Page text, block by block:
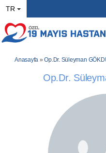
TR
Anasayfa »Op.Dr. Süleyman
Op.Dr.